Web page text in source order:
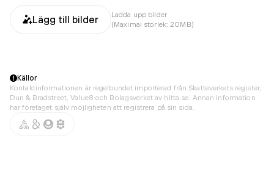
Lägg till bilder
Ladda upp bilder
(Maximal storlek: 20MB)
Källor
Kontaktinformationen är regelbundet importerad från Skatteverkets register,
Dun & Bradstreet, Value8 och Bolagsverket av hitta.se. Annan information
har företaget själv möjligheten att registrera på sin sida.